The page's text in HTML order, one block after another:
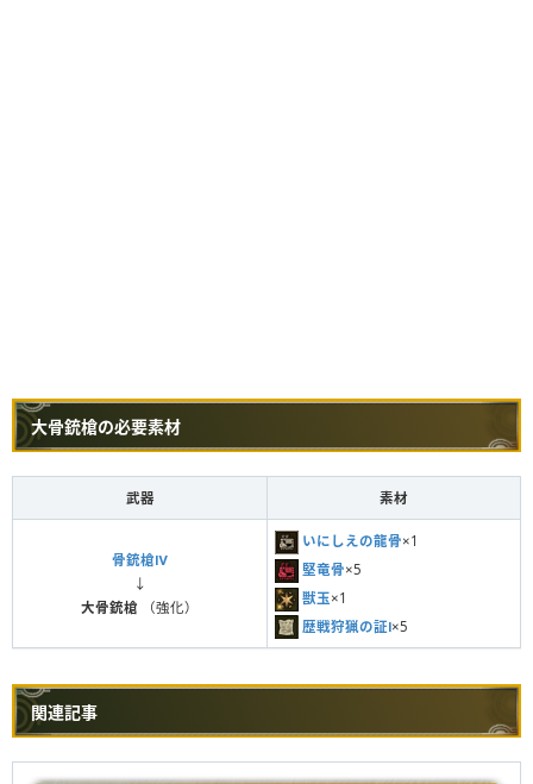
大骨銃槍の必要素材
武器 素材
骨銃槍Ⅳ
↓
大骨銃槍 （強化）
いにしえの龍骨×1
堅竜骨×5
獣玉×1
歴戦狩猟の証Ⅰ×5
関連記事